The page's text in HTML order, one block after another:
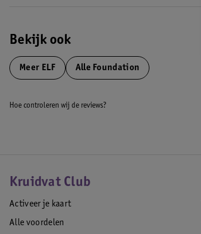
Bekijk ook
Meer ELF Alle Foundation
Hoe controleren wij de reviews?
Kruidvat Club
Activeer je kaart
Alle voordelen